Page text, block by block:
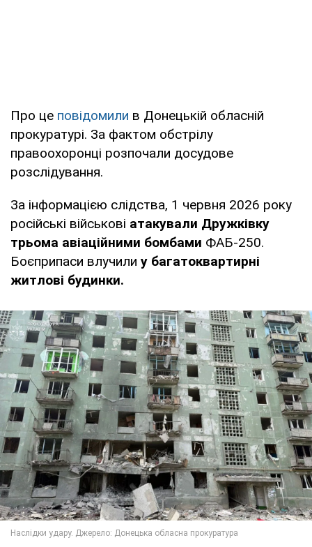
Про це повідомили в Донецькій обласній
прокуратурі. За фактом обстрілу
правоохоронці розпочали досудове
розслідування.
За інформацією слідства, 1 червня 2026 року
російські військові атакували Дружківку
трьома авіаційними бомбами ФАБ-250.
Боєприпаси влучили у багатоквартирні
житлові будинки.